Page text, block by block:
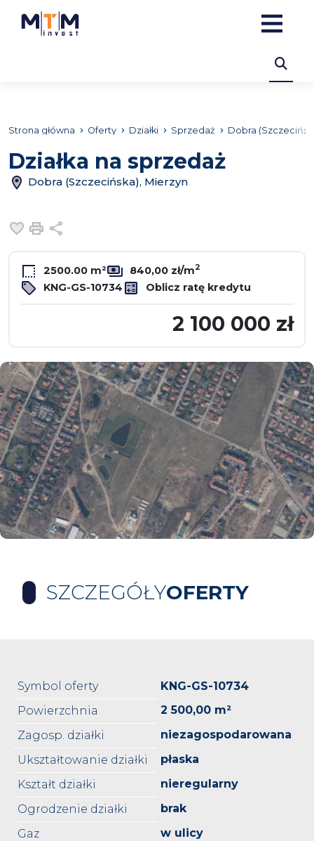
Strona główna Oferty Działki Sprzedaż Dobra
Działka na sprzedaż
Dobra (Szczecińska), Mierzyn
Dodaj do ulubionych
Drukuj
2500.00 m² 840,00 zł/m2
KNG-GS-10734 Oblicz ratę kredytu
2 100 000 zł
SZCZEGÓŁYOFERTY
Symbol oferty
KNG-GS-10734
Powierzchnia
2 500,00 m²
Zagosp. działki
niezagospodarowana
Ukształtowanie działki
płaska
Kształt działki
nieregularny
Ogrodzenie działki
brak
Gaz
w ulicy